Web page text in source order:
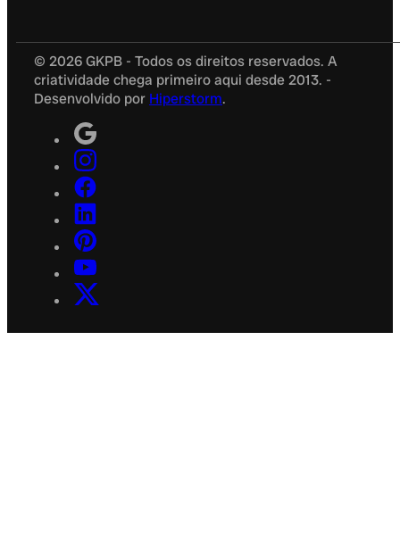
© 2026 GKPB - Todos os direitos reservados. A
criatividade chega primeiro aqui desde 2013. -
Desenvolvido por Hiperstorm.